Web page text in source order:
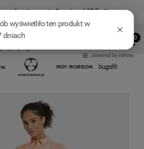
dostawa InPost od 199zł!